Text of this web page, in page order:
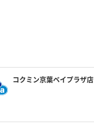
コクミン京葉ベイプラザ店